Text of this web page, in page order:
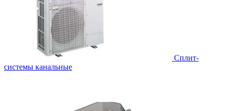
Сплит-
системы канальные